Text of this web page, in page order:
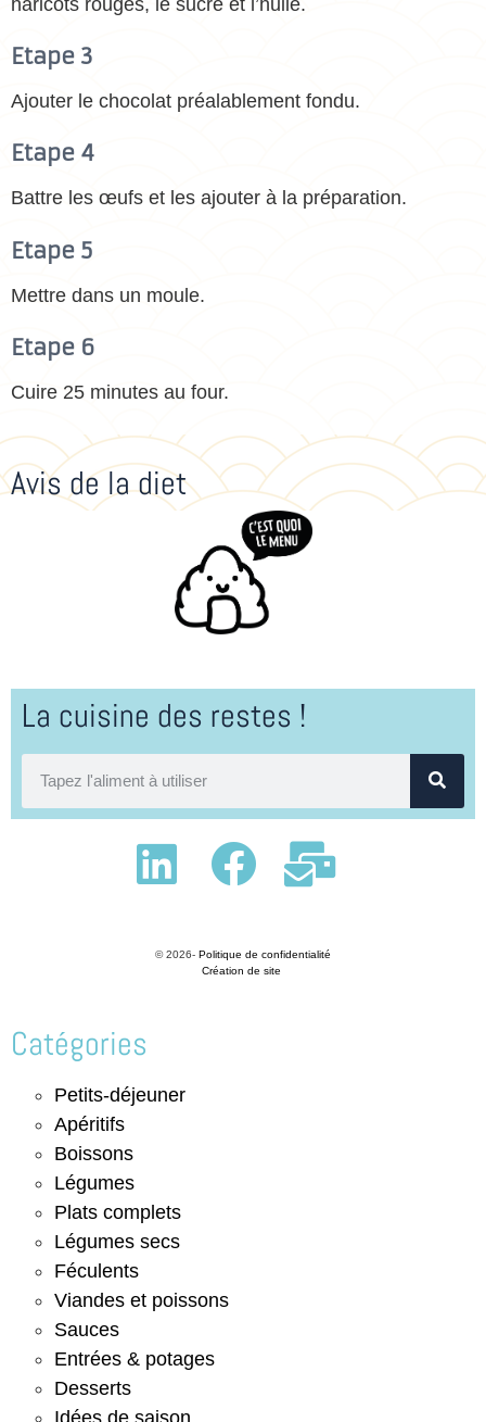
Etape 3
Ajouter le chocolat préalablement fondu.
Etape 4
Battre les œufs et les ajouter à la préparation.
Etape 5
Mettre dans un moule.
Etape 6
Cuire 25 minutes au four.
Avis de la diet
Catégories
Petits-déjeuner
Apéritifs
Boissons
Légumes
Plats complets
Légumes secs
Féculents
Viandes et poissons
Sauces
Entrées & potages
Desserts
Idées de saison
La cuisine des restes !
© 2026- Politique de confidentialité
Création de site